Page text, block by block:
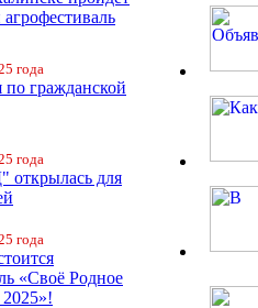
года
гражданской
года
для
года
«Своё Родное